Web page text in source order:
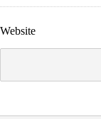
Website